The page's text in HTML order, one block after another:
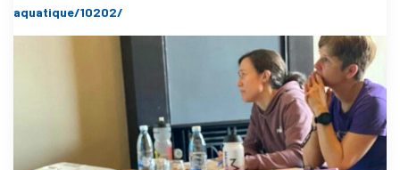
aquatique/10202/